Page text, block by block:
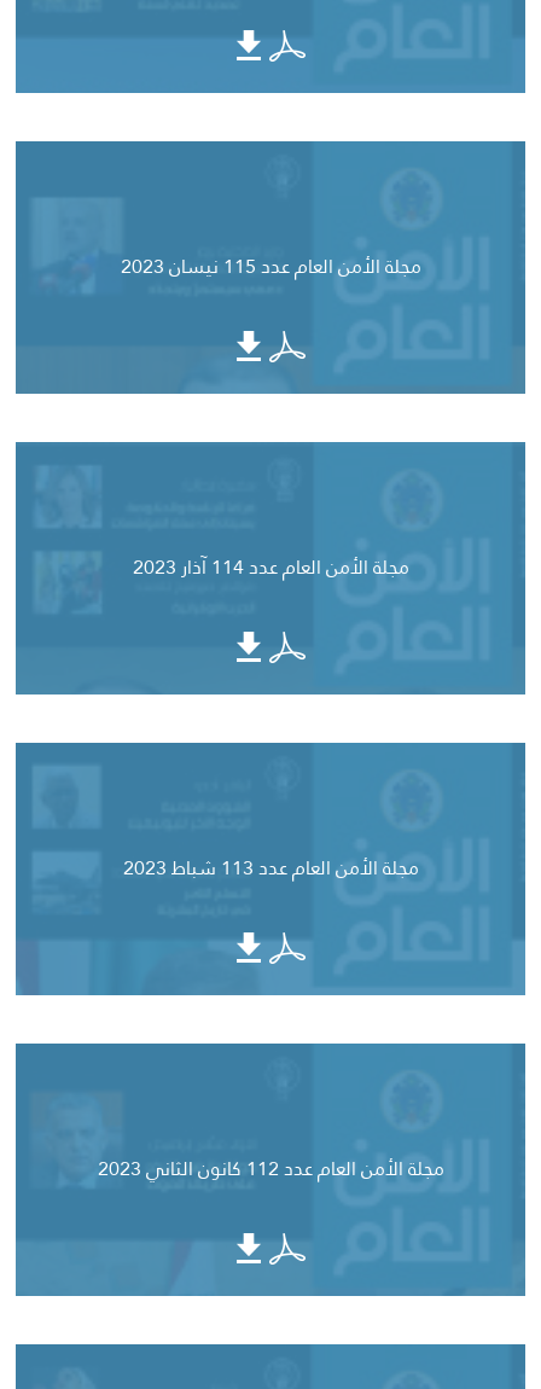
مجلة الأمن العام عدد 115 نيسان 2023
مجلة الأمن العام عدد 114 آذار 2023
مجلة الأمن العام عدد 113 شباط 2023
مجلة الأمن العام عدد 112 كانون الثاني 2023